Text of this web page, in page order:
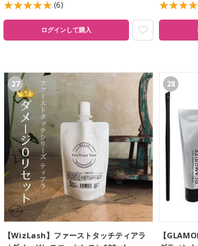
(6)
ログインして購入
27
【WizLash】ファーストタッチティアラ
28
【